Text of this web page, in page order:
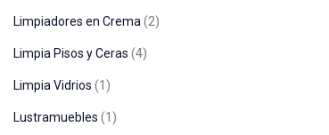
Limpiadores en Crema 2
Limpia Pisos y Ceras 4
Limpia Vidrios 1
Lustramuebles 1